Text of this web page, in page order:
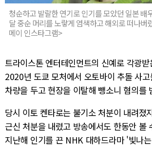
청순하고 발랄한 연기로 인기를 모았던 일본 배
달 중순 머리를 노랗게 염색하고 해외로 떠나버
메이 인스타그램>
트라이스톤 엔터테인먼트의 신예로 각광
2020년 도쿄 모처에서 오토바이 추돌 사
차량을 두고 현장을 이탈해 뺑소니 혐의를
당시 이토 켄타로는 불기소 처분이 내려졌
근신 처분을 내렸고 방송에서도 한동안 볼
지난해 인기를 끈 NHK 대하드라마 '빛나